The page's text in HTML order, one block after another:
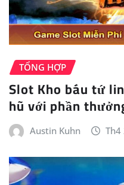
TỔNG HỢP
Slot Kho báu tứ
hũ với phần
Austin Kuhn Th4